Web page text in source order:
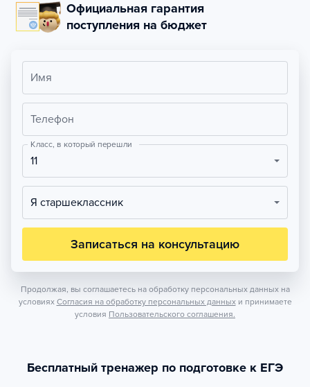
Официальная гарантия
поступления на бюджет
Имя
Телефон
Класс, в который перешли
11
Я старшеклассник
Записаться на консультацию
Продолжая, вы соглашаетесь на обработку персональных данных на
условиях Согласия на обработку персональных данных и принимаете
условия Пользовательского соглашения.
Бесплатный тренажер по подготовке к ЕГЭ